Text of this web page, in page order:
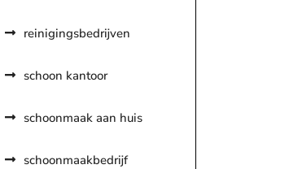
reinigingsbedrijven
schoon kantoor
schoonmaak aan huis
schoonmaakbedrijf